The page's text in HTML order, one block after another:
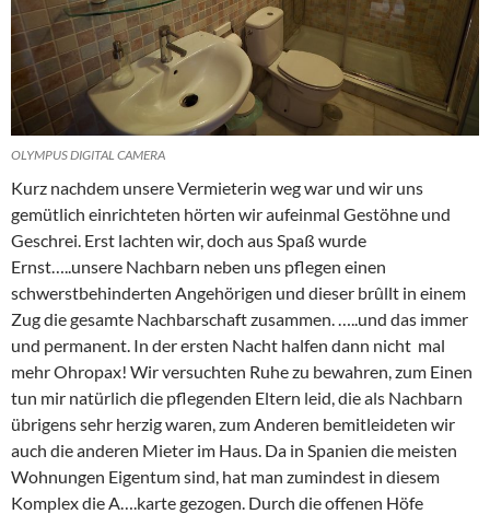
OLYMPUS DIGITAL CAMERA
Kurz nachdem unsere Vermieterin weg war und wir uns
gemütlich einrichteten hörten wir aufeinmal Gestöhne und
Geschrei. Erst lachten wir, doch aus Spaß wurde
Ernst…..unsere Nachbarn neben uns pflegen einen
schwerstbehinderten Angehörigen und dieser brûllt in einem
Zug die gesamte Nachbarschaft zusammen. …..und das immer
und permanent. In der ersten Nacht halfen dann nicht mal
mehr Ohropax! Wir versuchten Ruhe zu bewahren, zum Einen
tun mir natürlich die pflegenden Eltern leid, die als Nachbarn
übrigens sehr herzig waren, zum Anderen bemitleideten wir
auch die anderen Mieter im Haus. Da in Spanien die meisten
Wohnungen Eigentum sind, hat man zumindest in diesem
Komplex die A….karte gezogen. Durch die offenen Höfe